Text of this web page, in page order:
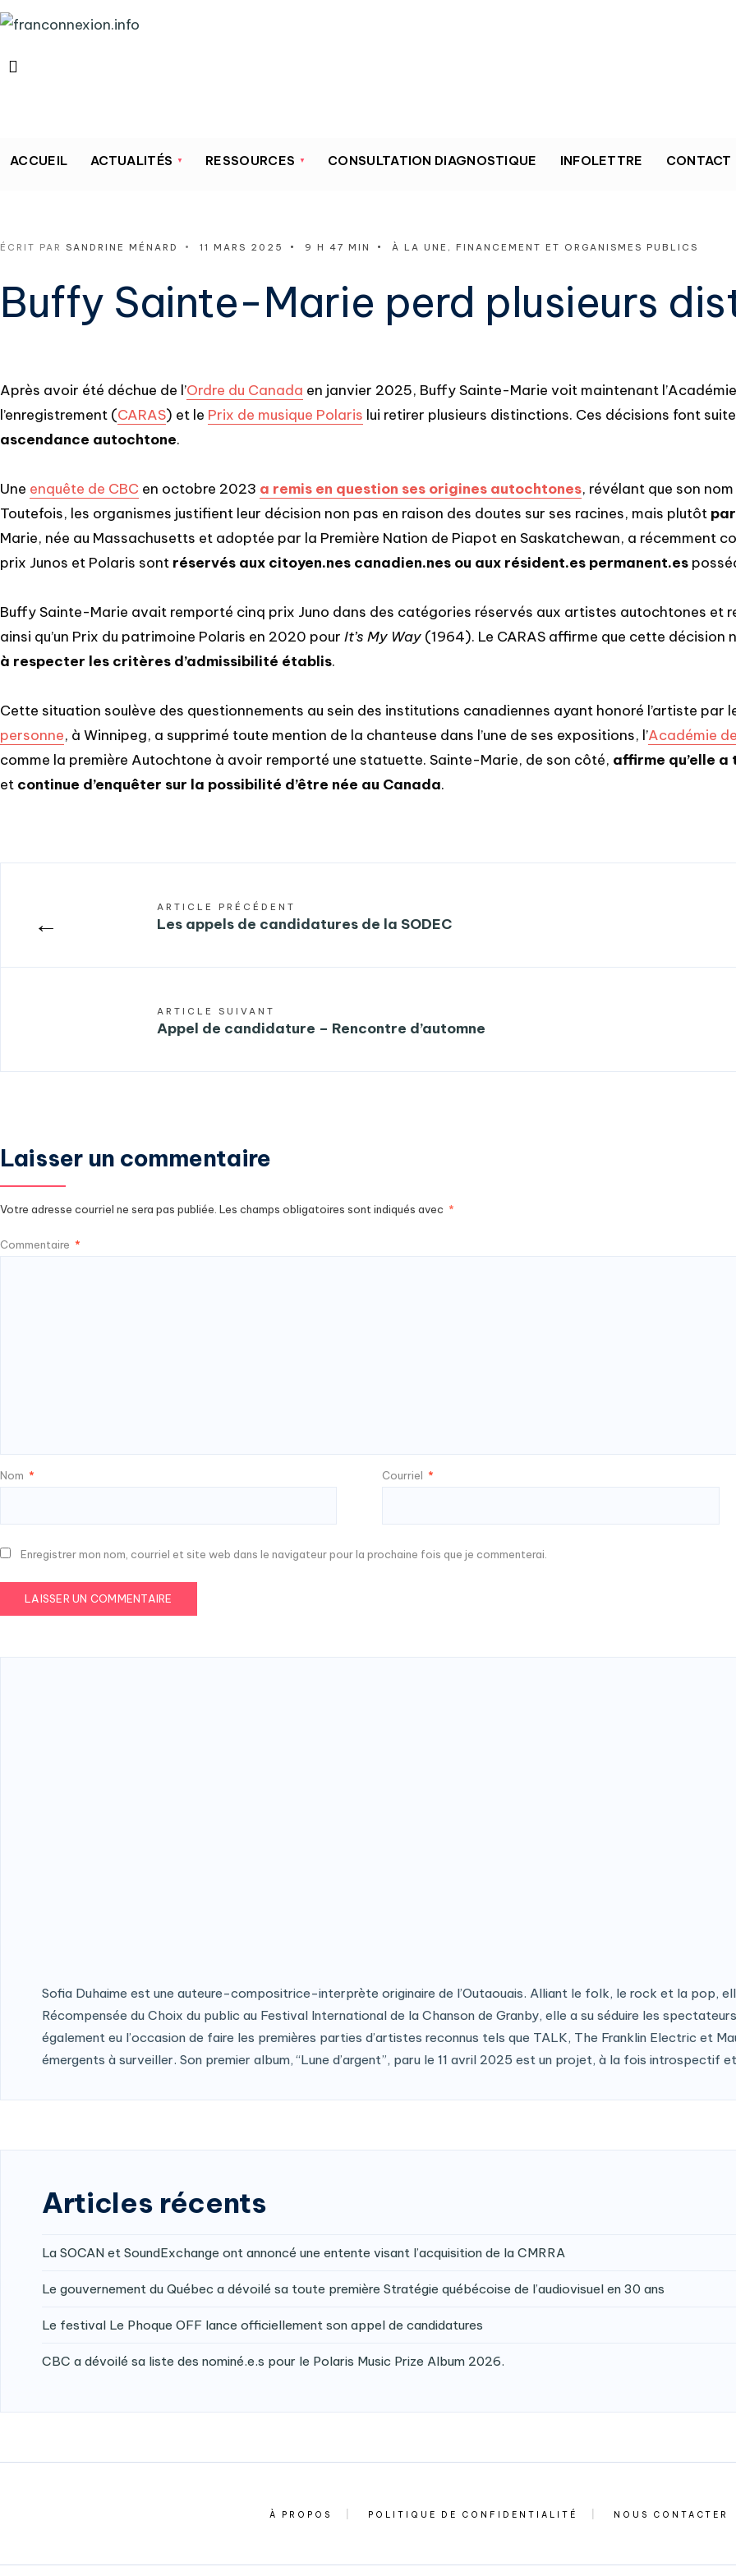
ACCUEIL ACTUALITÉS RESSOURCES CONSULTATION DIAGNOSTIQUE INFOLETTRE CONTACT
ÉCRIT PAR SANDRINE MÉNARD • 11 MARS 2025 • 9 H 47 MIN • À LA UNE , FINANCEMENT ET ORGANISMES PUBLICS
Buffy Sainte-Marie perd plusieurs
Après avoir été déchue de l’Ordre du Canada en janvier 2025, Buffy Sainte-Marie voit maintenant
l’enregistrement (CARAS) et le Prix de musique Polaris lui retirer plusieurs distinctions. Ces décisions font suite
ascendance autochtone.
Une enquête de CBC en octobre 2023 a remis en question ses origines autochtones, révélant que son
Toutefois, les organismes justifient leur décision non pas en raison des doutes sur ses racines, mais plutôt
Marie, née au Massachusetts et adoptée par la Première Nation de Piapot en Saskatchewan, a récemment
prix Junos et Polaris sont réservés aux citoyen.nes canadien.nes ou aux résident.es permanent.es
Buffy Sainte-Marie avait remporté cinq prix Juno dans des catégories réservés aux artistes autochtones et
ainsi qu’un Prix du patrimoine Polaris en 2020 pour It’s My Way (1964). Le CARAS affirme que cette
à respecter les critères d’admissibilité établis.
Cette situation soulève des questionnements au sein des institutions canadiennes ayant honoré l’artiste par
personne, à Winnipeg, a supprimé toute mention de la chanteuse dans l’une de ses expositions, l’Académie
comme la première Autochtone à avoir remporté une statuette. Sainte-Marie, de son côté, affirme qu’elle
et continue d’enquêter sur la possibilité d’être née au Canada.
←
ARTICLE PRÉCÉDENT
Les appels de candidatures de la SODEC
ARTICLE SUIVANT
Appel de candidature – Rencontre d’automne
Laisser un commentaire
Votre adresse courriel ne sera pas publiée. Les champs obligatoires sont indiqués avec *
Commentaire *
Nom * Courriel *
Enregistrer mon nom, courriel et site web dans le navigateur pour la prochaine fois que je commenterai.
Sofia Duhaime est une auteure-compositrice-interprète originaire de l’Outaouais. Alliant le folk, le rock et la pop,
Récompensée du Choix du public au Festival International de la Chanson de Granby, elle a su séduire les
également eu l’occasion de faire les premières parties d’artistes reconnus tels que TALK, The Franklin Electric et
émergents à surveiller. Son premier album, “Lune d’argent”, paru le 11 avril 2025 est un projet, à la fois introspectif
Articles récents
La SOCAN et SoundExchange ont annoncé une entente visant l’acquisition de la CMRRA
Le gouvernement du Québec a dévoilé sa toute première Stratégie québécoise de l’audiovisuel en 30 ans
Le festival Le Phoque OFF lance officiellement son appel de candidatures
CBC a dévoilé sa liste des nominé.e.s pour le Polaris Music Prize Album 2026.
À PROPOS POLITIQUE DE CONFIDENTIALITÉ NOUS CONTACTER